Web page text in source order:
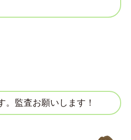
。監査お願いします！